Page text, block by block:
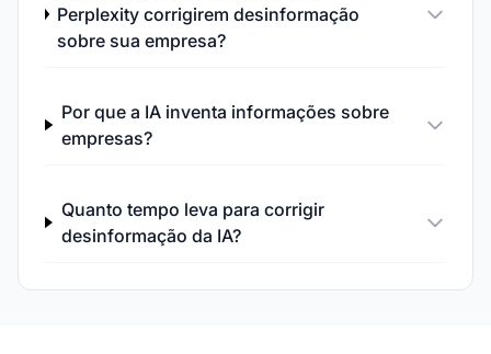
Perplexity corrigirem desinformação
sobre sua empresa?
Por que a IA inventa informações sobre
empresas?
Quanto tempo leva para corrigir
desinformação da IA?